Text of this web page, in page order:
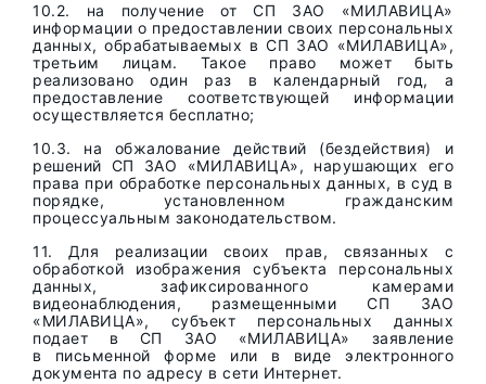
10.2. на получение от СП ЗАО «МИЛАВИЦА»
информации о предоставлении своих персональных
данных, обрабатываемых в СП ЗАО «МИЛАВИЦА»,
третьим лицам. Такое право может быть
реализовано один раз в календарный год, а
предоставление соответствующей информации
осуществляется бесплатно;
10.3. на обжалование действий (бездействия) и
решений СП ЗАО «МИЛАВИЦА», нарушающих его
права при обработке персональных данных, в суд в
порядке, установленном гражданским
процессуальным законодательством.
11. Для реализации своих прав, связанных с
обработкой изображения субъекта персональных
данных, зафиксированного камерами
видеонаблюдения, размещенными СП ЗАО
«МИЛАВИЦА», субъект персональных данных
подает в СП ЗАО «МИЛАВИЦА» заявление
в письменной форме или в виде электронного
документа по адресу в сети Интернет.